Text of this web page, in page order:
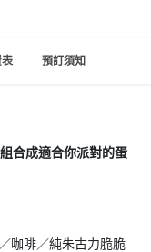
預訂須知
合成適合你派對的蛋
咖啡／純朱古力脆脆